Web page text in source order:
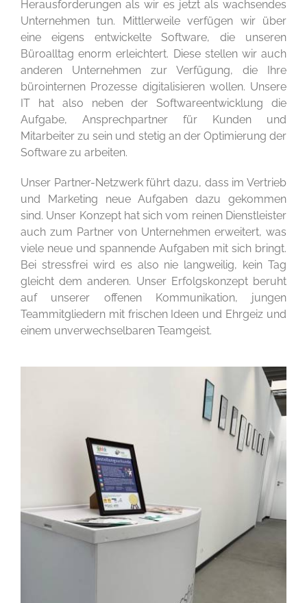
Herausforderungen als wir es jetzt als wachsendes
Unternehmen tun. Mittlerweile verfügen wir über
eine eigens entwickelte Software, die unseren
Büroalltag enorm erleichtert. Diese stellen wir auch
anderen Unternehmen zur Verfügung, die Ihre
bürointernen Prozesse digitalisieren wollen. Unsere
IT hat also neben der Softwareentwicklung die
Aufgabe, Ansprechpartner für Kunden und
Mitarbeiter zu sein und stetig an der Optimierung der
Software zu arbeiten.
Unser Partner-Netzwerk führt dazu, dass im Vertrieb
und Marketing neue Aufgaben dazu gekommen
sind. Unser Konzept hat sich vom reinen Dienstleister
auch zum Partner von Unternehmen erweitert, was
viele neue und spannende Aufgaben mit sich bringt.
Bei stressfrei wird es also nie langweilig, kein Tag
gleicht dem anderen. Unser Erfolgskonzept beruht
auf unserer offenen Kommunikation, jungen
Teammitgliedern mit frischen Ideen und Ehrgeiz und
einem unverwechselbaren Teamgeist.